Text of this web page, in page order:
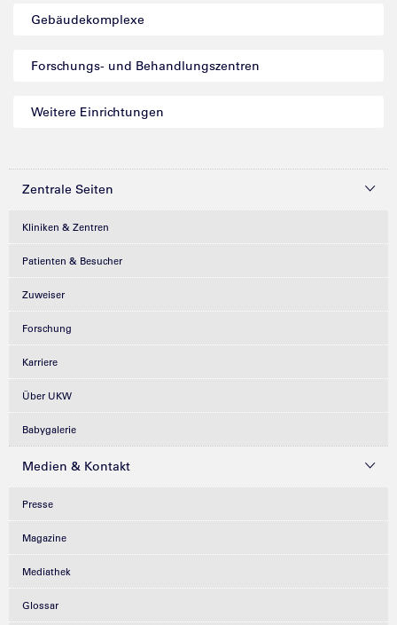
Gebäudekomplexe
Forschungs- und Behandlungszentren
Weitere Einrichtungen
Zentrale Seiten
Kliniken & Zentren
Patienten & Besucher
Zuweiser
Forschung
Karriere
Über UKW
Babygalerie
Medien & Kontakt
Presse
Magazine
Mediathek
Glossar